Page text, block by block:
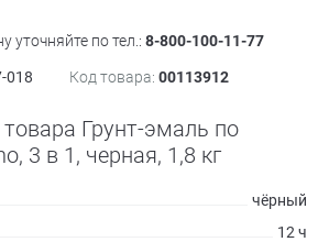
уточняйте по тел.: 8-800-100-11-77
018 Код товара: 00113912
Грунт-эмаль по
3 в 1, черная, 1,8 кг
чёрный
12 ч